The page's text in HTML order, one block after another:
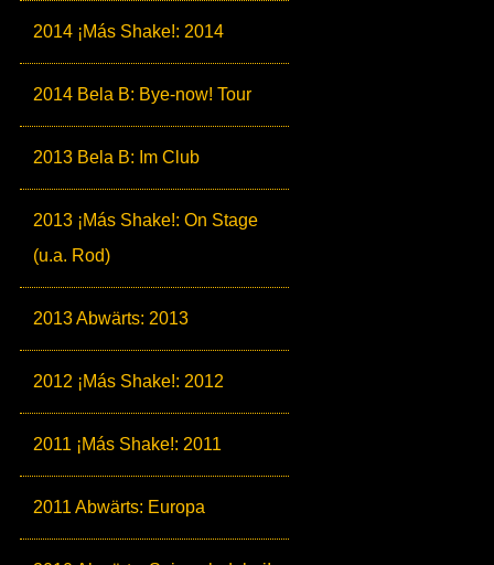
2014 ¡Más Shake!: 2014
2014 Bela B: Bye-now! Tour
2013 Bela B: Im Club
2013 ¡Más Shake!: On Stage
(u.a. Rod)
2013 Abwärts: 2013
2012 ¡Más Shake!: 2012
2011 ¡Más Shake!: 2011
2011 Abwärts: Europa